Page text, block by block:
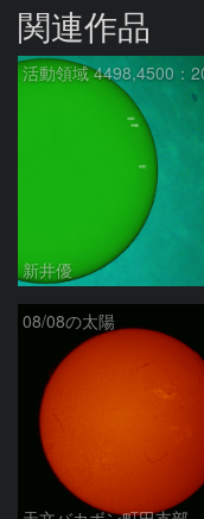
関連作品
新井優
08/08の太陽